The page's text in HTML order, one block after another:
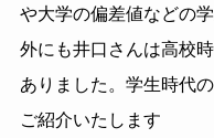
や大学の偏差値などの
外にも井口さんは高校
ありました。学生時代
ご紹介いたします